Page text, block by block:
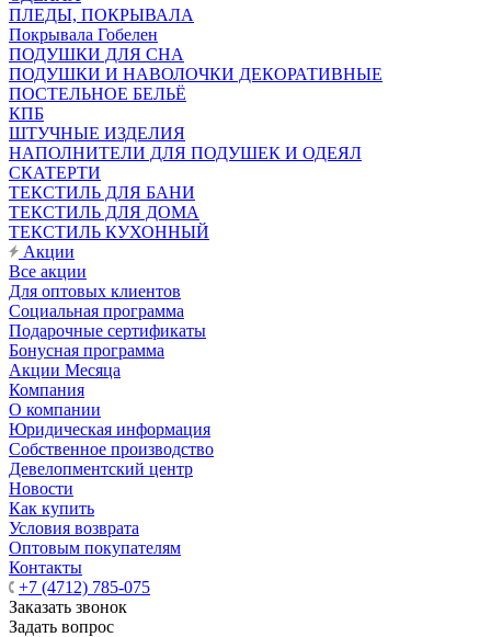
ПЛЕДЫ, ПОКРЫВАЛА
Покрывала Гобелен
ПОДУШКИ ДЛЯ СНА
ПОДУШКИ И НАВОЛОЧКИ ДЕКОРАТИВНЫЕ
ПОСТЕЛЬНОЕ БЕЛЬЁ
КПБ
ШТУЧНЫЕ ИЗДЕЛИЯ
НАПОЛНИТЕЛИ ДЛЯ ПОДУШЕК И ОДЕЯЛ
СКАТЕРТИ
ТЕКСТИЛЬ ДЛЯ БАНИ
ТЕКСТИЛЬ ДЛЯ ДОМА
ТЕКСТИЛЬ КУХОННЫЙ
Акции
Все акции
Для оптовых клиентов
Социальная программа
Подарочные сертификаты
Бонусная программа
Акции Месяца
Компания
О компании
Юридическая информация
Собственное производство
Девелопментский центр
Новости
Как купить
Условия возврата
Оптовым покупателям
Контакты
+7 (4712) 785-075
Заказать звонок
Задать вопрос